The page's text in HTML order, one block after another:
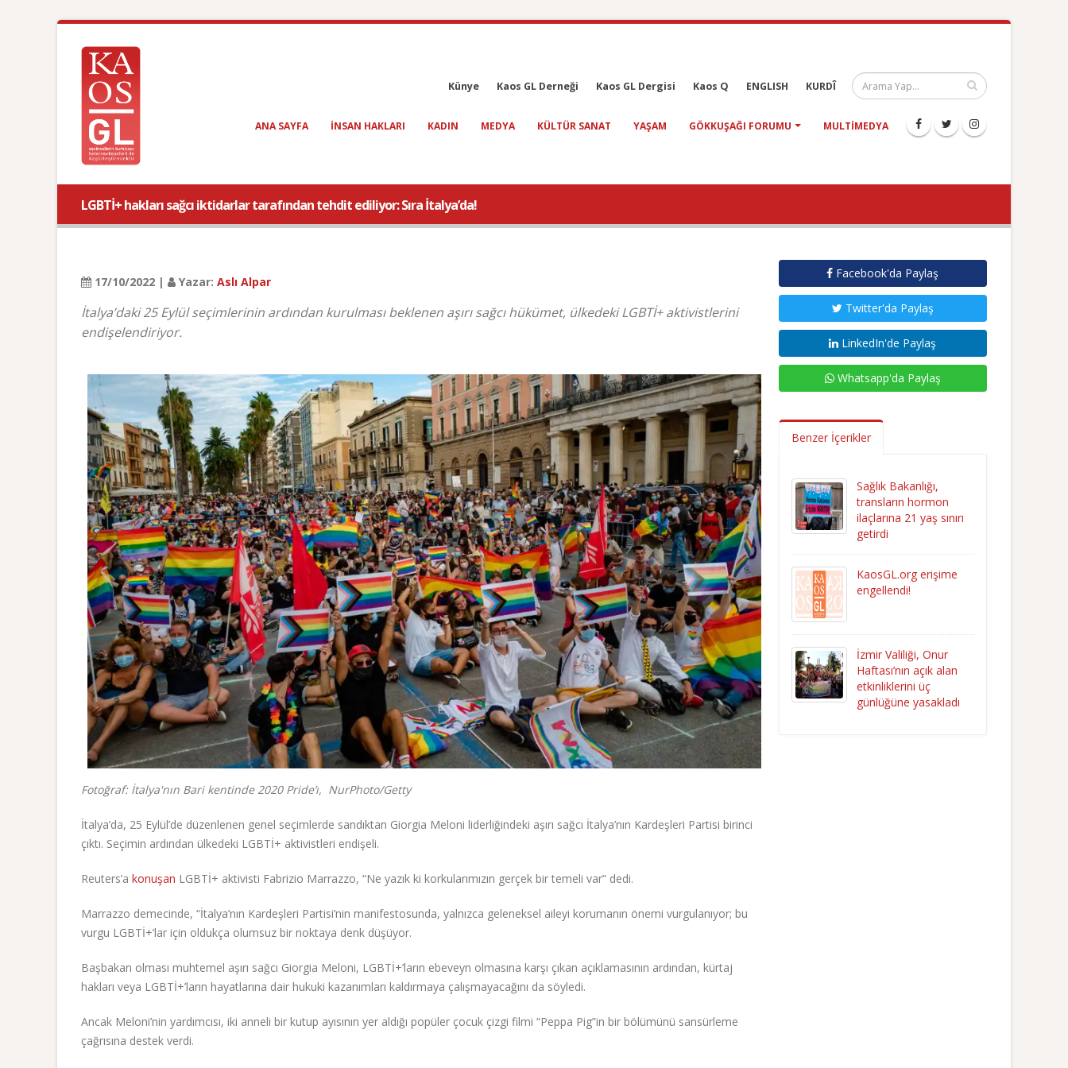
Künye Kaos GL Derneği Kaos GL Dergisi Kaos Q ENGLISH KURDÎ
ANA SAYFA INSAN HAKLARI KADIN MEDYA KÜLTÜR SANAT YAŞAM GÖKKUŞAĞI FORUMU MULTIMEDYA
LGBTİ+ hakları sağcı iktidarlar tarafından tehdit ediliyor: Sıra İtalya’da!
17/10/2022 | Yazar: Aslı Alpar
İtalya’daki 25 Eylül seçimlerinin ardından kurulması beklenen aşırı sağcı hükümet, ülkedeki LGBTİ+ aktivistlerini
endişelendiriyor.
Fotoğraf: İtalya'nın Bari kentinde 2020 Pride’ı, NurPhoto/Getty
İtalya’da, 25 Eylül’de düzenlenen genel seçimlerde sandıktan Giorgia Meloni liderliğindeki aşırı sağcı İtalya’nın Kardeşleri Partisi birinci
çıktı. Seçimin ardından ülkedeki LGBTİ+ aktivistleri endişeli.
Reuters’a konuşan LGBTİ+ aktivisti Fabrizio Marrazzo, “Ne yazık ki korkularımızın gerçek bir temeli var” dedi.
Marrazzo demecinde, “İtalya’nın Kardeşleri Partisi’nin manifestosunda, yalnızca geleneksel aileyi korumanın önemi vurgulanıyor; bu
vurgu LGBTİ+’lar için oldukça olumsuz bir noktaya denk düşüyor.
Başbakan olması muhtemel aşırı sağcı Giorgia Meloni, LGBTİ+’ların ebeveyn olmasına karşı çıkan açıklamasının ardından, kürtaj
hakları veya LGBTİ+’ların hayatlarına dair hukuki kazanımları kaldırmaya çalışmayacağını da söyledi.
Ancak Meloni’nin yardımcısı, iki anneli bir kutup ayısının yer aldığı popüler çocuk çizgi filmi “Peppa Pig”in bir bölümünü sansürleme
çağrısına destek verdi.
Facebook'da Paylaş
Twitter'da Paylaş
LinkedIn'de Paylaş
Whatsapp'da Paylaş
Benzer İçerikler
Sağlık Bakanlığı,
transların hormon
ilaçlarına 21 yaş sınırı
getirdi
KaosGL.org erişime
engellendi!
İzmir Valiliği, Onur
Haftası’nın açık alan
etkinliklerini üç
günlüğüne yasakladı